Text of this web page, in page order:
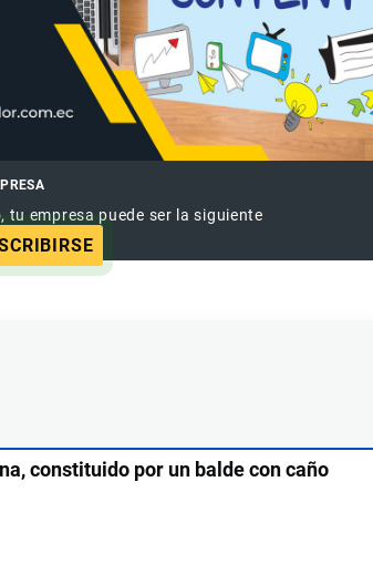
tu empresa puede ser la siguiente
constituido por un balde con caño